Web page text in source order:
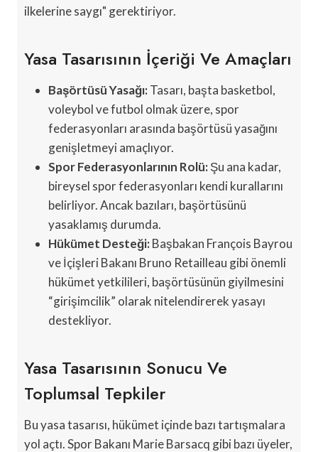
ilkelerine saygı" gerektiriyor.
Yasa Tasarısının İçeriği Ve Amaçları
Başörtüsü Yasağı:Tasarı, başta basketbol,
voleybol ve futbol olmak üzere, spor
federasyonları arasında başörtüsü yasağını
genişletmeyi amaçlıyor.
Spor Federasyonlarının Rolü:Şu ana kadar,
bireysel spor federasyonları kendi kurallarını
belirliyor. Ancak bazıları, başörtüsünü
yasaklamış durumda.
Hükümet Desteği:Başbakan François Bayrou
ve İçişleri Bakanı Bruno Retailleau gibi önemli
hükümet yetkilileri, başörtüsünün giyilmesini
“girişimcilik” olarak nitelendirerek yasayı
destekliyor.
Yasa Tasarısının Sonucu Ve
Toplumsal Tepkiler
Bu yasa tasarısı, hükümet içinde bazı tartışmalara
yol açtı. Spor Bakanı Marie Barsacq gibi bazı üyeler,